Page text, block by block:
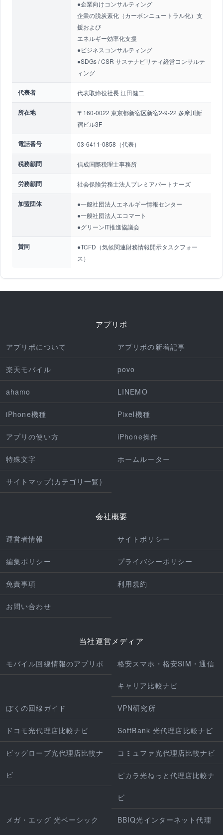
●企業向けコンサルティング
企業の脱炭素化（カーボンニュートラル化）支
援および
エネルギー効率化支援
●ビジネスコンサルティング
●SDGs / CSR サステナビリティ経営コンサルテ
ィング
代表者 代表取締役社長 江田健二
所在地
〒160-0022 東京都新宿区新宿2-9-22 多摩川新
宿ビル3F
電話番号 03-6411-0858（代表）
税務顧問 信成国際税理士事務所
労務顧問 社会保険労務士法人プレミアパートナーズ
加盟団体
●一般社団法人エネルギー情報センター
●一般社団法人エコマート
●グリーンIT推進協議会
賛同
●TCFD（気候関連財務情報開示タスクフォー
ス）
アプリポ
アプリポについて アプリポの新着記事
楽天モバイル povo
ahamo LINEMO
iPhone機種 Pixel機種
アプリの使い方 iPhone操作
特殊文字 ホームルーター
サイトマップ(カテゴリ一覧)
会社概要
運営者情報 サイトポリシー
編集ポリシー プライバシーポリシー
免責事項 利用規約
お問い合わせ
当社運営メディア
モバイル回線情報のアプリポ 格安スマホ・格安SIM・通信
キャリア比較ナビ
ぼくの回線ガイド VPN研究所
ドコモ光代理店比較ナビ SoftBank 光代理店比較ナビ
ビッグローブ光代理店比較ナ
ビ
コミュファ光代理店比較ナビ
ピカラ光ねっと代理店比較ナ
ビ
メガ・エッグ 光ベーシック BBIQ光インターネット代理